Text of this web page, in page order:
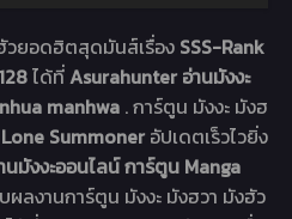
วยอดฮิตสุดมันส์เรื่อง SSS-Rank
ได้ที่Asurahunter อ่านมังงะ
manhwa . การ์ตูน มังงะ มังฮ
Summoner อัปเดตเร็วไวยิ่ง
มังงะออนไลน์ การ์ตูน Manga
ผลงานการ์ตูน มังงะ มังฮวา มังฮัว